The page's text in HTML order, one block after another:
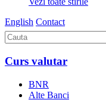
English Contact
Curs valutar
BNR
Alte Banci